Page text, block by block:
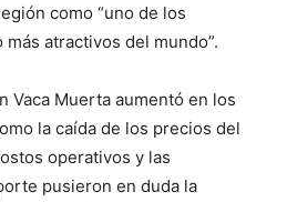
como “uno de los
atractivos del mundo”.
Vaca Muerta aumentó en los
la caída de los precios del
operativos y las
pusieron en duda la